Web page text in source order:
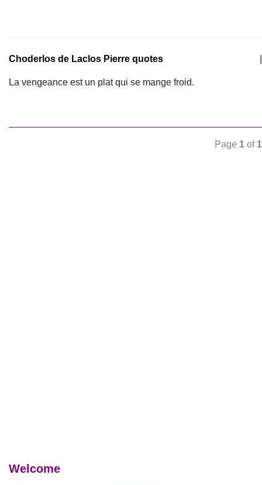
Choderlos de Laclos Pierre quotes
La vengeance est un plat qui se mange froid.
Page 1 of 1
Welcome